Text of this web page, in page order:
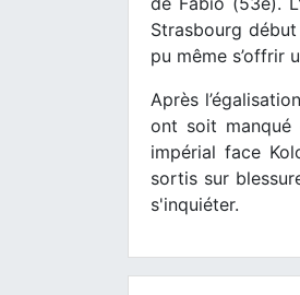
Strasbourg
pu même s’offrir
Après
ont soit manqué
impérial face
sortis sur
s'inquiéter.